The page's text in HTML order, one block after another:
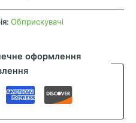
Обприскувачі
оформлення